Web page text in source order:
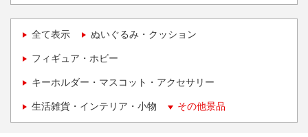
全て表示 ぬいぐるみ・クッション
フィギュア・ホビー
キーホルダー・マスコット・アクセサリー
生活雑貨・インテリア・小物 その他景品